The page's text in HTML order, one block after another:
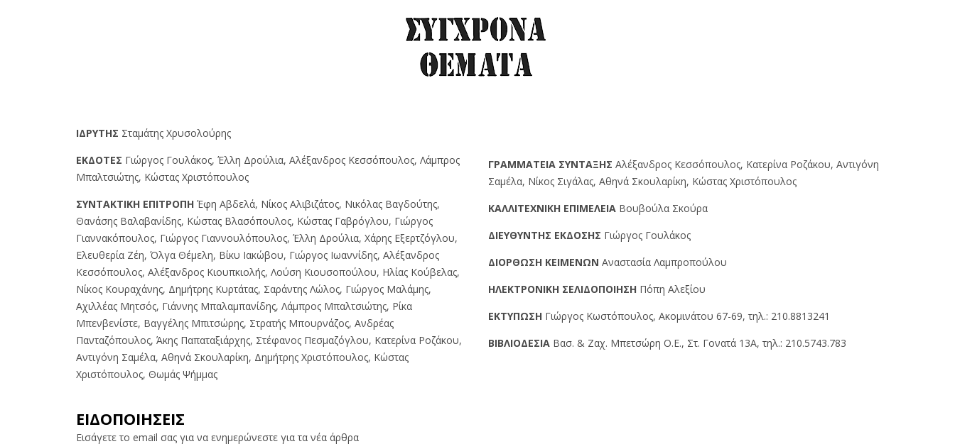
IΔPYTHΣ Σταμάτης Χρυσολούρης
EKΔOTEΣ Γιώργος Γουλάκος, Έλλη Δρούλια, Αλέξανδρος Κεσσόπουλος, Λάμπρος
Μπαλτσιώτης, Κώστας Χριστόπουλος
ΣYNTAKTIKH EΠITPOΠH Έφη Αβδελά, Νίκος Αλιβιζάτος, Νικόλας Βαγδούτης,
Θανάσης Βαλαβανίδης, Κώστας Βλασόπουλος, Κώστας Γαβρόγλου, Γιώργος
Γιαννακόπουλος, Γιώργος Γιαννουλόπουλος, Έλλη Δρούλια, Χάρης Εξερτζόγλου,
Ελευθερία Ζέη, Όλγα Θέμελη, Βίκυ Ιακώβου, Γιώργος Ιωαννίδης, Αλέξανδρος
Κεσσόπουλος, Αλέξανδρος Κιουπκιολής, Λούση Κιουσοπούλου, Ηλίας Κούβελας,
Νίκος Κουραχάνης, Δημήτρης Κυρτάτας, Σαράντης Λώλος, Γιώργος Μαλάμης,
Αχιλλέας Μητσός, Γιάννης Μπαλαμπανίδης, Λάμπρος Μπαλτσιώτης, Ρίκα
Μπενβενίστε, Βαγγέλης Μπιτσώρης, Στρατής Μπουρνάζος, Ανδρέας
Πανταζόπουλος, Άκης Παπαταξιάρχης, Στέφανος Πεσμαζόγλου, Κατερίνα Ροζάκου,
Αντιγόνη Σαμέλα, Αθηνά Σκουλαρίκη, Δημήτρης Χριστόπουλος, Κώστας
Χριστόπουλος, Θωμάς Ψήμμας
ΓPAMMATEIA ΣYNTAΞHΣ Αλέξανδρος Κεσσόπουλος, Κατερίνα Ροζάκου, Αντιγόνη
Σαμέλα, Νίκος Σιγάλας, Αθηνά Σκουλαρίκη, Κώστας Χριστόπουλος
KAΛΛITEXNIKH EΠIMEΛEIA Βουβούλα Σκούρα
ΔIEYΘYNTHΣ EKΔOΣHΣ Γιώργος Γουλάκος
ΔIOPΘΩΣH KEIMENΩN Αναστασία Λαμπροπούλου
HΛEKTPONIKH ΣEΛIΔOΠOIHΣH Πόπη Αλεξίου
EKTYΠΩΣH Γιώργος Kωστόπουλος, Aκομινάτου 67-69, τηλ.: 210.8813241
BIBΛIOΔEΣIA Βασ. & Ζαχ. Μπετσώρη O.Ε., Στ. Γονατά 13A, τηλ.: 210.5743.783
ΕΙΔΟΠΟΙΗΣΕΙΣ
Εισάγετε το email σας για να ενημερώνεστε για τα νέα άρθρα